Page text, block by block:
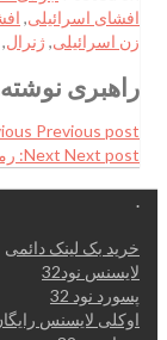
افشای اسرائیلی,
زن اسرائیلی,ژنرال,
راهبری
Previous post:
Next Next post:
.
خرید بک لینک دائمی
لایسنس نود32
پسورد نود 32
اوکلی لایسنس رایگان